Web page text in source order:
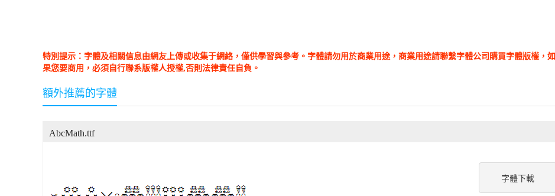
特別提示：字體及相關信息由網友上傳或收集于網絡，僅供學習與參考。字體請勿用於商業用途，商業用途請聯繫字體公司購買字體版權，如
果您要商用，必須自行聯系版權人授權,否則法律責任自負。
額外推薦的字體
字體下載
AbcMath.ttf